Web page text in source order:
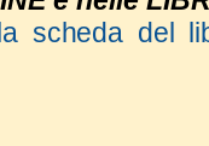
scheda del